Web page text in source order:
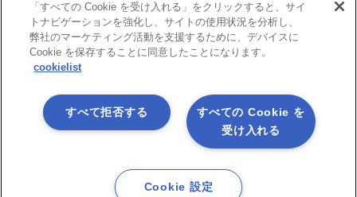
ソーシャルメディア
Copyright©1998 -2026 Asteria Corporation. All Rights Reserved.
「すべての Cookie を受け入れる」をクリックすると、サイ
トナビゲーションを強化し、サイトの使用状況を分析し、
弊社のマーケティング活動を支援するために、デバイスに
Cookie を保存することに同意したことになります。
cookielist
すべての Cookie を
受け入れる
すべて拒否する
Cookie 設定